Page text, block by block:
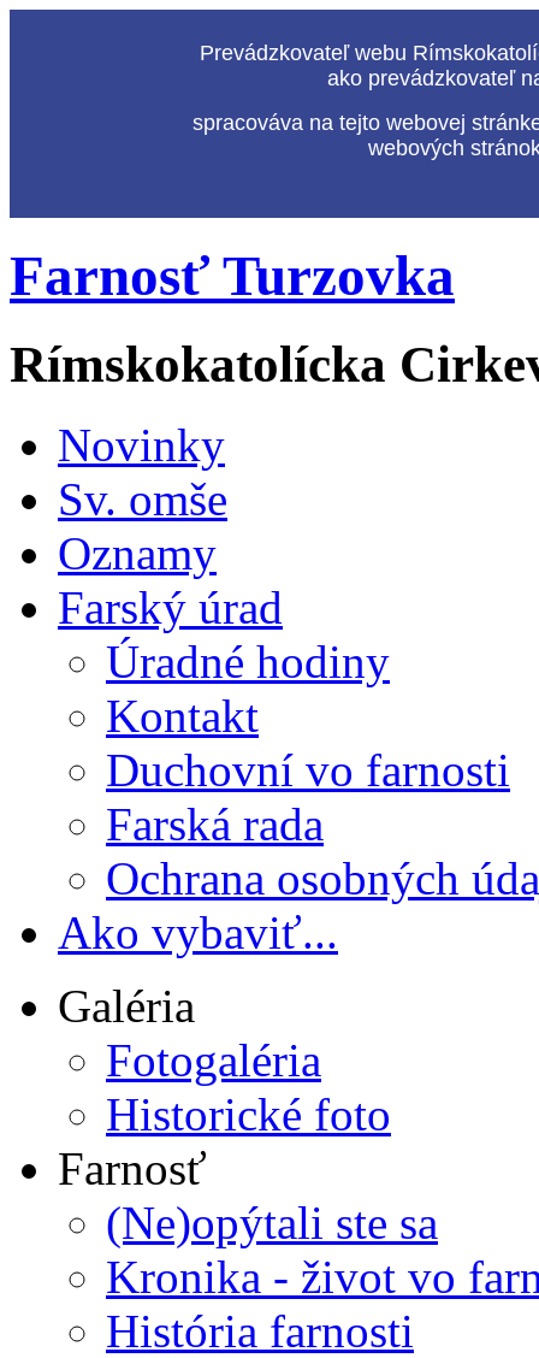
Prevádzkovateľ webu
ako prevádzkovateľ
spracováva na tejto webovej
webových
Farnosť Turzovka
Rímskokatolícka
Novinky
Sv. omše
Oznamy
Farský úrad
Úradné hodiny
Kontakt
Duchovní vo farnosti
Farská rada
Ochrana osobných
Ako vybaviť...
Galéria
Fotogaléria
Historické foto
Farnosť
(Ne)opýtali ste sa
Kronika - život vo
História farnosti